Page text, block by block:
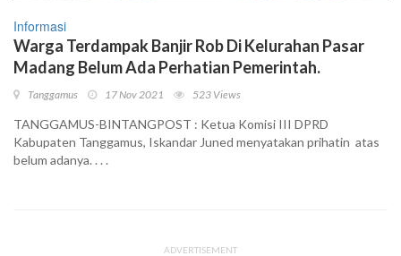
Informasi
Warga Terdampak Banjir Rob Di Kelurahan Pasar
Madang Belum Ada Perhatian Pemerintah.
Tanggamus 17 Nov 2021 523 Views
TANGGAMUS-BINTANGPOST : Ketua Komisi III DPRD
Kabupaten Tanggamus, Iskandar Juned menyatakan prihatin atas
belum adanya. . . .
ADVERTISEMENT